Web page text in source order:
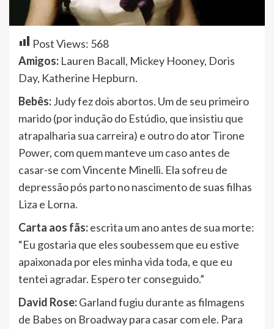
Post Views: 568
Amigos: Lauren Bacall, Mickey Hooney, Doris
Day, Katherine Hepburn.
Bebês:Judy fez dois abortos. Um de seu primeiro
marido (por indução do Estúdio, que insistiu que
atrapalharia sua carreira) e outro do ator Tirone
Power, com quem manteve um caso antes de
casar-se com Vincente Minelli. Ela sofreu de
depressão pós parto no nascimento de suas filhas
Liza e Lorna.
Carta aos fãs:escrita um ano antes de sua morte:
“Eu gostaria que eles soubessem que eu estive
apaixonada por eles minha vida toda, e que eu
tentei agradar. Espero ter conseguido.”
David Rose:Garland fugiu durante as filmagens
de Babes on Broadway para casar com ele. Para